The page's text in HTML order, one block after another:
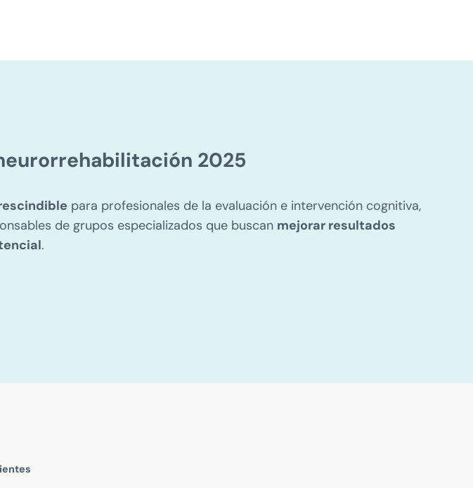
2025
para profesionales de la evaluación e intervención cognitiva,
de grupos especializados que buscan mejorar resultados
.